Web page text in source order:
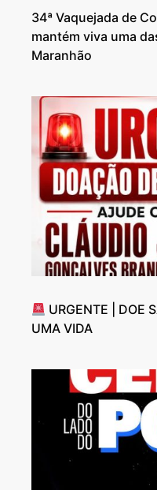
34ª Vaquejada de
mantém viva uma
Maranhão
URGENTE | DOE
UMA VIDA